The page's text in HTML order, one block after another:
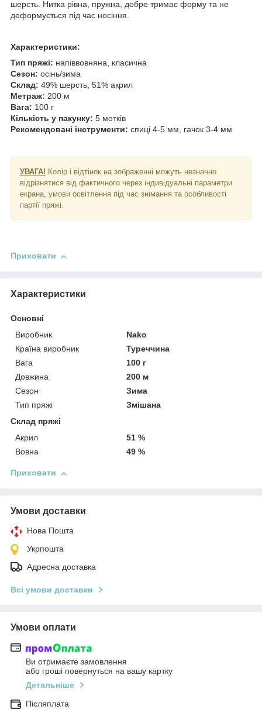
шерсть. Нитка рівна, пружна, добре тримає форму та не
деформується під час носіння.
Характеристики:
Тип пряжі: напіввовняна, класична
Сезон: осінь/зима
Склад: 49% шерсть, 51% акрил
Метраж: 200 м
Вага: 100 г
Кількість у пакунку: 5 мотків
Рекомендовані інструменти: спиці 4-5 мм, гачок 3-4 мм
УВАГА! Колір і відтінок на зображенні можуть незначно
відрізнятися від фактичного через індивідуальні параметри
екрана, умови освітлення під час знімання та особливості
партії пряжі.
Приховати
Характеристики
Основні
Виробник
Nako
Країна виробник
Туреччина
Вага
100 г
Довжина
200 м
Сезон
Зима
Тип пряжі
Змішана
Склад пряжі
Акрил
51 %
Вовна
49 %
Приховати
Умови доставки
Нова Пошта
Укрпошта
Адресна доставка
Всі умови доставки
Умови оплати
Ви отримаєте замовлення
або гроші повернуться на вашу картку
Детальніше
Післяплата